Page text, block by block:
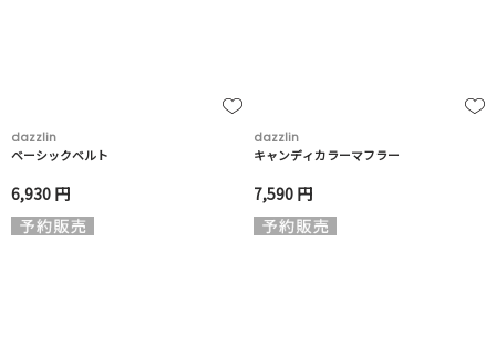
dazzlin
ベーシックベルト
6,930 円
dazzlin
キャンディカラーマフラー
7,590 円